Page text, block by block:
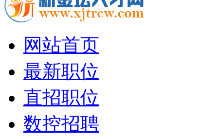
网站首页
最新职位
直招职位
数控招聘